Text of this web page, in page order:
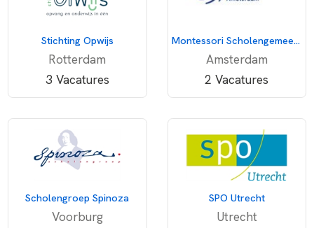
Stichting Opwijs
Rotterdam
3 Vacatures
Montessori Scholengemeenschap Amsterdam
Amsterdam
2 Vacatures
Scholengroep Spinoza
Voorburg
SPO Utrecht
Utrecht